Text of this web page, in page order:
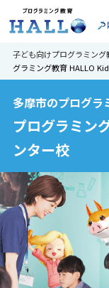
子ども向けプログラミン
グラミング教育 HALLO
多摩市のプログラ
プログラミン
ンター校